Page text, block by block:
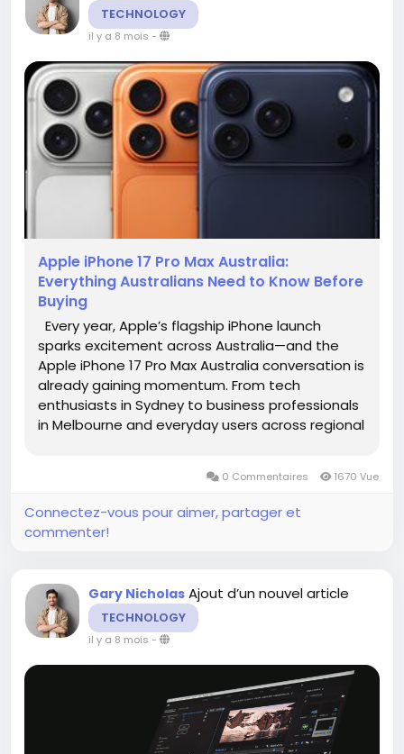
TECHNOLOGY
il y a 8 mois -
Apple iPhone 17 Pro Max Australia:
Everything Australians Need to Know Before
Buying
Every year, Apple’s flagship iPhone launch
sparks excitement across Australia—and the
Apple iPhone 17 Pro Max Australia conversation is
already gaining momentum. From tech
enthusiasts in Sydney to business professionals
in Melbourne and everyday users across regional
0 Commentaires 1670 Vue
Connectez-vous pour aimer, partager et
commenter!
Gary Nicholas Ajout d’un nouvel article
TECHNOLOGY
il y a 8 mois -